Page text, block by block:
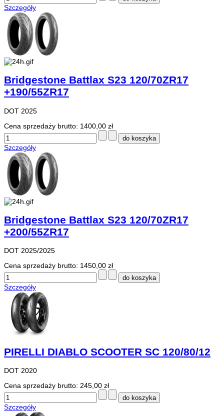
Szczegóły
Bridgestone Battlax S23 120/70ZR17
+190/55ZR17
DOT 2025
Cena sprzedaży brutto: 1400,00 zł
Szczegóły
Bridgestone Battlax S23 120/70ZR17
+200/55ZR17
DOT 2025/2025
Cena sprzedaży brutto: 1450,00 zł
Szczegóły
PIRELLI DIABLO SCOOTER SC 120/80/12
DOT 2020
Cena sprzedaży brutto: 245,00 zł
Szczegóły